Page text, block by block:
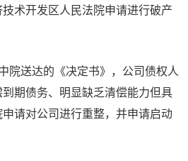
术开发区人民法院申请进行破产
院送达的《决定书》，公司债权人
期债务、明显缺乏清偿能力但具
请对公司进行重整，并申请启动